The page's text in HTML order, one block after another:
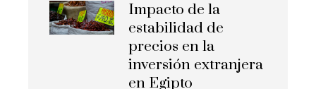
Impacto de la
estabilidad de
precios en la
inversión extranjera
en Egipto